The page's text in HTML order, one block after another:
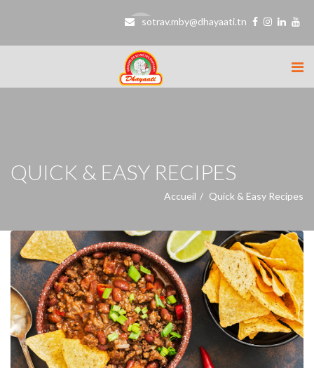
sotrav.mby@dhayaati.tn
QUICK & EASY RECIPES
Accueil Quick & Easy Recipes